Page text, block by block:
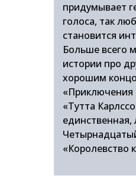
придумывает
голоса, так
становится
Больше всего
истории про
хорошим
«Тутта
«Королевство